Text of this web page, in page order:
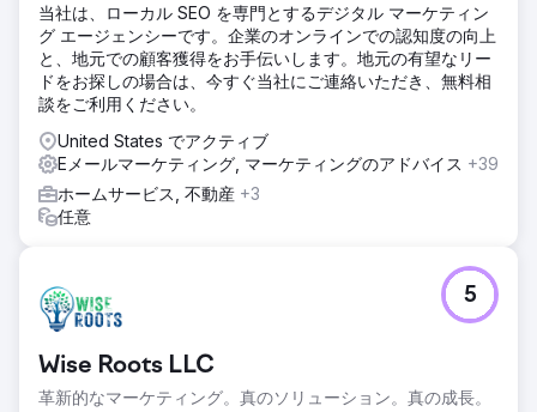
ランド戦略を含む完全なブランド刷新を実現しました。The
Rope Company の Web サイトを再設計し、UX/UI の強化、
ナビゲーションの改善、SEO 統合により、WooCommerce
から Shopify に移行しました。また、Facebook、
Instagram、YouTube の広告を管理し、メール マーケティン
グ キャンペーンを実施しました。同社のチームは、すべての
取り組みが新しいブランドと一致するようにし、すべてのチ
ャネルで統一感のある時代を超越した外観を実現しました。
結果
リエンスの向上が実証されました。ブランド認知度の強化:
展示会の参加者と顧客は、統一されたプロフェッショナルな
ブランディングに好意的に反応し、会社の評判を高めまし
た。信頼性の向上: 新しいブランディングにより、すべての
チャネルで時代を超越した統一された外観が提供され、顧客
とパートナーの両方との信頼が構築されました。
当社は、ローカル SEO を専門とするデジタル マーケティン
グ エージェンシーです。企業のオンラインでの認知度の向上
と、地元での顧客獲得をお手伝いします。地元の有望なリー
ドをお探しの場合は、今すぐ当社にご連絡いただき、無料相
談をご利用ください。
United States でアクティブ
Eメールマーケティング, マーケティングのアドバイス +39
ホームサービス, 不動産 +3
任意
Wise Roots LLC
革新的なマーケティング。真のソリューション。真の成長。
5